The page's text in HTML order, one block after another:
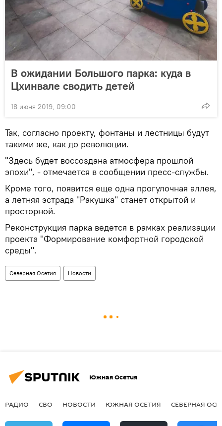
В ожидании Большого парка: куда в
Цхинвале сводить детей
18 июня 2019, 09:00
Так, согласно проекту, фонтаны и лестницы будут
такими же, как до революции.
"Здесь будет воссоздана атмосфера прошлой
эпохи", - отмечается в сообщении пресс-службы.
Кроме того, появится еще одна прогулочная аллея,
а летняя эстрада "Ракушка" станет открытой и
просторной.
Реконструкция парка ведется в рамках реализации
проекта "Формирование комфортной городской
среды".
Северная Осетия Новости
Южная Осетия
РАДИО СВО НОВОСТИ ЮЖНАЯ ОСЕТИЯ СЕВЕРНАЯ